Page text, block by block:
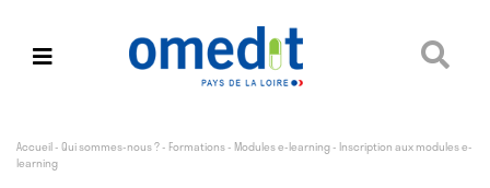
Accueil-Qui sommes-nous ?- Formations- Modules e-learning- Inscription aux modules e-
learning